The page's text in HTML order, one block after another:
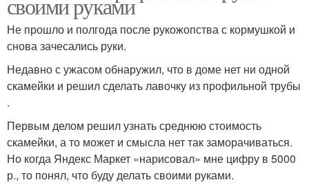
Не прошло и полгода после рукожопства с кормушкой и
снова зачесались руки.
Недавно с ужасом обнаружил, что в доме нет ни одной
скамейки и решил сделать лавочку из профильной трубы
.
Первым делом решил узнать среднюю стоимость
скамейки, а то может и смысла нет так заморачиваться.
Но когда Яндекс Маркет «нарисовал» мне цифру в 5000
р., то понял, что буду делать своими руками.